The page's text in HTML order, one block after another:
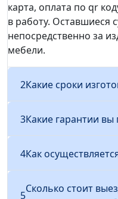
карта, оплата по qr
в работу. Оставшиеся
непосредственно за
мебели.
2Какие сроки
3Какие гарантии вы
4Как
5
Сколько стоит